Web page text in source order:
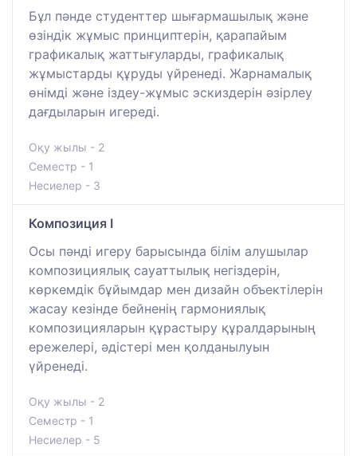
Бұл пәнде студенттер шығармашылық және
өзіндік жұмыс принциптерін, қарапайым
графикалық жаттығуларды, графикалық
жұмыстарды құруды үйренеді. Жарнамалық
өнімді және іздеу-жұмыс эскиздерін әзірлеу
дағдыларын игереді.
Оқу жылы - 2
Семестр - 1
Несиелер - 3
Композиция I
Осы пәнді игеру барысында білім алушылар
композициялық сауаттылық негіздерін,
көркемдік бұйымдар мен дизайн объектілерін
жасау кезінде бейненің гармониялық
композицияларын құрастыру құралдарының
ережелері, әдістері мен қолданылуын
үйренеді.
Оқу жылы - 2
Семестр - 1
Несиелер - 5